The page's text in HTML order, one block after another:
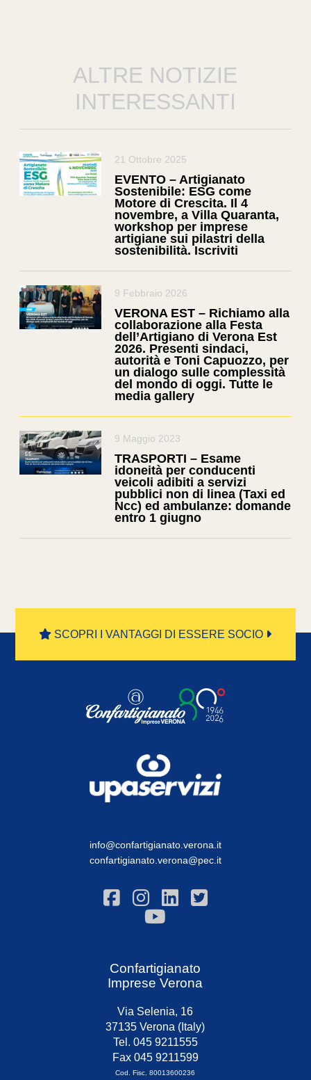
ALTRE NOTIZIE
INTERESSANTI
21 Ottobre 2025
EVENTO – Artigianato
Sostenibile: ESG come
Motore di Crescita. Il 4
novembre, a Villa Quaranta,
workshop per imprese
artigiane sui pilastri della
sostenibilità. Iscriviti
9 Febbraio 2026
VERONA EST – Richiamo alla
collaborazione alla Festa
dell’Artigiano di Verona Est
2026. Presenti sindaci,
autorità e Toni Capuozzo, per
un dialogo sulle complessità
del mondo di oggi. Tutte le
media gallery
9 Maggio 2023
TRASPORTI – Esame
idoneità per conducenti
veicoli adibiti a servizi
pubblici non di linea (Taxi ed
Ncc) ed ambulanze: domande
entro 1 giugno
SCOPRI I VANTAGGI DI ESSERE SOCIO
info@confartigianato.verona.it
confartigianato.verona@pec.it
Confartigianato
Imprese Verona
Via Selenia, 16
37135 Verona (Italy)
Tel. 045 9211555
Fax 045 9211599
Cod. Fisc. 80013600236